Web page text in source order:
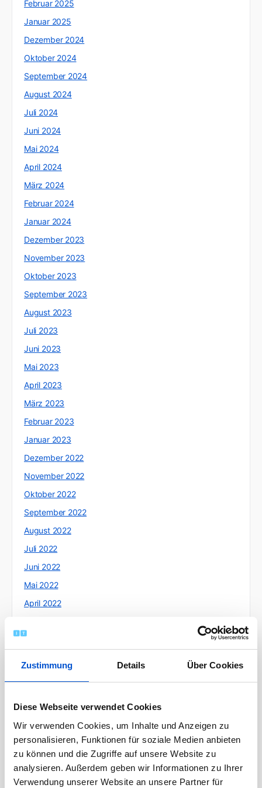
Zustimmung Details Über Cookies
Diese Webseite verwendet Cookies
Wir verwenden Cookies, um Inhalte und Anzeigen zu
personalisieren, Funktionen für soziale Medien anbieten
zu können und die Zugriffe auf unsere Website zu
analysieren. Außerdem geben wir Informationen zu Ihrer
Verwendung unserer Website an unsere Partner für
Februar 2025
Januar 2025
Dezember 2024
Oktober 2024
September 2024
August 2024
Juli 2024
Juni 2024
Mai 2024
April 2024
März 2024
Februar 2024
Januar 2024
Dezember 2023
November 2023
Oktober 2023
September 2023
August 2023
Juli 2023
Juni 2023
Mai 2023
April 2023
März 2023
Februar 2023
Januar 2023
Dezember 2022
November 2022
Oktober 2022
September 2022
August 2022
Juli 2022
Juni 2022
Mai 2022
April 2022
Februar 2022
Oktober 2021
September 2021
August 2021
Juli 2021
Juni 2021